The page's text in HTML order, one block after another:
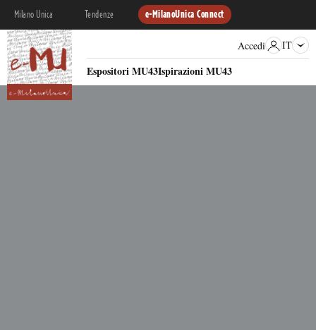
Milano Unica Tendenze e-MilanoUnica Connect
Espositori MU43Ispirazioni MU43
Accedi IT